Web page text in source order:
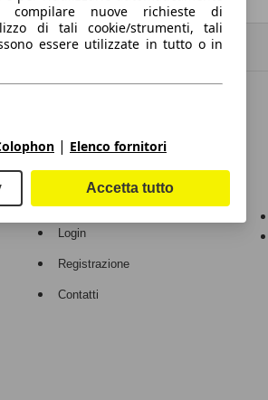
Area rivenditori
Login
Registrazione
Contatti
nuove richieste di
di tali cookie/strumenti, tali
essere utilizzate in tutto o in
| Elenco fornitori
Accetta tutto